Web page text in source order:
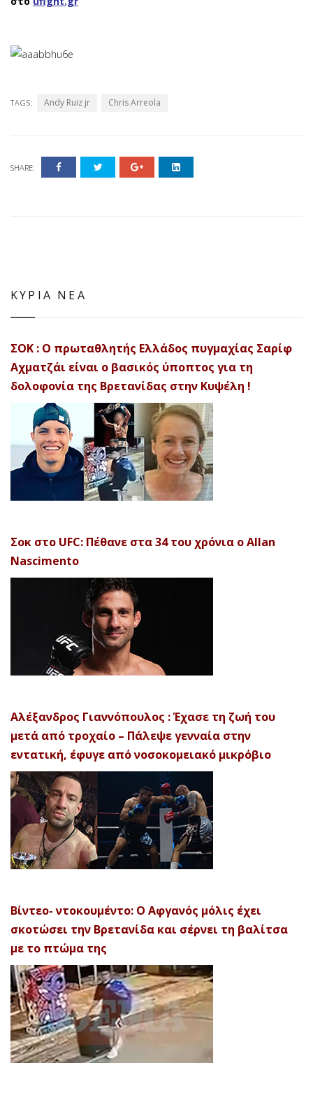
TAGS: Andy Ruiz jr Chris Arreola
SHARE:
ΚΥΡΙΑ ΝΕΑ
ΣΟΚ : Ο πρωταθλητής Ελλάδος πυγμαχίας Σαρίφ
Αχματζάι είναι ο βασικός ύποπτος για τη
δολοφονία της Βρετανίδας στην Κυψέλη !
Σοκ στο UFC: Πέθανε στα 34 του χρόνια ο Allan
Nascimento
Αλέξανδρος Γιαννόπουλος : Έχασε τη ζωή του
μετά από τροχαίο – Πάλεψε γενναία στην
εντατική, έφυγε από νοσοκομειακό μικρόβιο
Βίντεο- ντοκουμέντο: Ο Αφγανός μόλις έχει
σκοτώσει την Βρετανίδα και σέρνει τη βαλίτσα
με το πτώμα της